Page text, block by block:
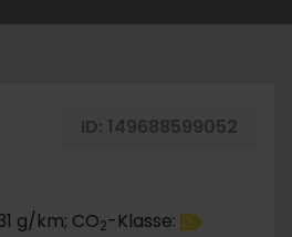
ID: 149688599052
g/km; CO2-Klasse: D